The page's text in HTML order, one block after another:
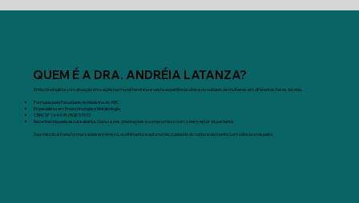
QUEM É A DRA. ANDRÉIA LATANZA?
Endocrinologista com atuação em saúde hormonal feminina e vasta experiência clínica no cuidado de mulheres em diferentes fases da vida.
Formada pela Faculdade de Medicina do ABC
Especialista em Endocrinologia e Metabologia
CRM/SP 144474 | RQE 57973
Reconhecida pela escuta atenta, clareza nas orientações e compromisso com o bem-estar da paciente
Sua missão é transformar saúde em leveza, acolhimento e autonomia, cuidando do corpo e da mente com ciência e respeito.